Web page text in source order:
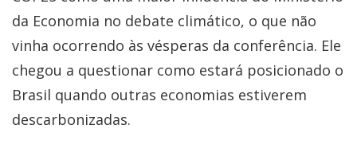
da Economia no debate climático, o que não
vinha ocorrendo às vésperas da conferência. Ele
chegou a questionar como estará posicionado o
Brasil quando outras economias estiverem
descarbonizadas.